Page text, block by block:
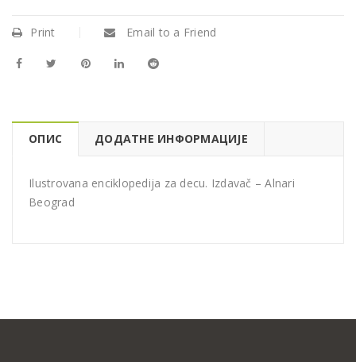
Print Email to a Friend
ОПИС ДОДАТНЕ ИНФОРМАЦИЈЕ
Ilustrovana enciklopedija za decu. Izdavač – Alnari
Beograd